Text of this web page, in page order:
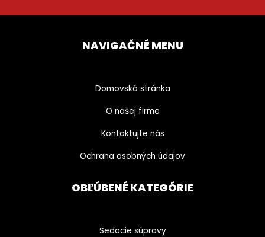
NAVIGAČNÉ MENU
Domovská stránka
O našej firme
Kontaktujte nás
Ochrana osobných údajov
OBĽÚBENÉ KATEGÓRIE
Sedacie súpravy